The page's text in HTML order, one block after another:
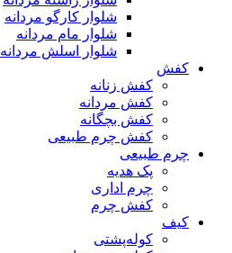
شلوار کارگو مردانه
شلوار مام مردانه
شلوار اسلش مردانه
کفش
کفش زنانه
کفش مردانه
کفش بچگانه
کفش چرم طبیعی
چرم طبیعی
پک هدیه
چرم اداری
کفش چرم
کیف
کوله‌پشتی